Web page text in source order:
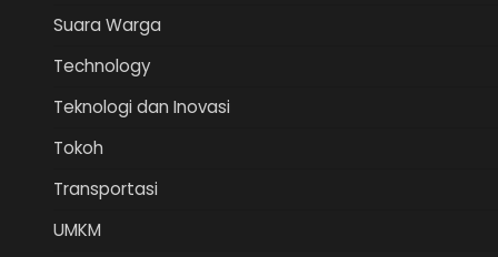
Suara Warga
Technology
Teknologi dan Inovasi
Tokoh
Transportasi
UMKM